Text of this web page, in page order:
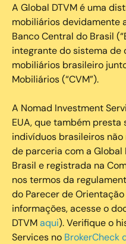
A Global DTVM é uma
mobiliários devidamente
Banco Central do Brasil
integrante do sistema
mobiliários brasileiro
Mobiliários (“CVM”).
‍A Nomad Investment
EUA, que também
indivíduos brasileiros
de parceria com a Global
Brasil e registrada na
nos termos da
do Parecer de
informações, acesse o
DTVMaqui). Verifique o
Services no BrokerCheck